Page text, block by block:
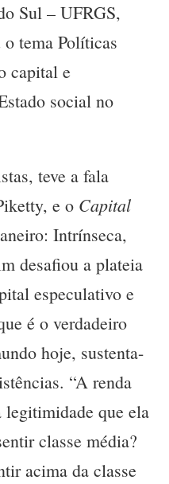
Sul – UFRGS,
o tema Políticas
capital e
social no
teve a fala
e o Capital
Intrínseca,
desafiou a plateia
especulativo e
é o verdadeiro
hoje, sustenta-
“A renda
legitimidade que ela
classe média?
acima da classe